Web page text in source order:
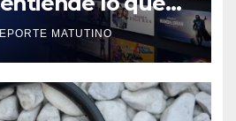
MATUTINO